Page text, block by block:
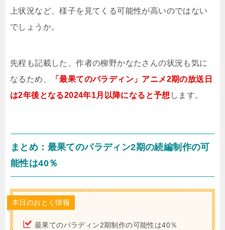
上状況など、様子を見てくる可能性が高いのではない
でしょうか。
先程も記載した、作者の柳野かなたさんの状況も気に
なるため、
「最果てのパラディン」アニメ2期の放送日
は2年後となる2024年1月以降になると予想 します。
まとめ：最果てのパラディン2期の続編制作の可
能性は40％
本日のおとく情報
最果てのパラディン2期制作の可能性は40％